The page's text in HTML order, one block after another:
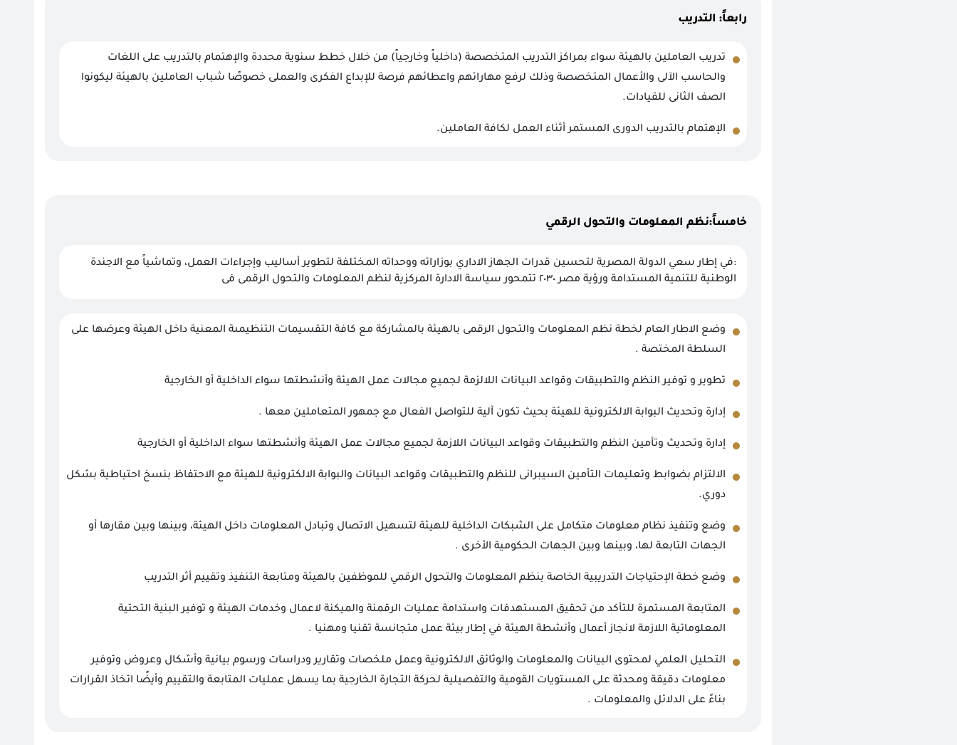
رابعاً: التدريب
تدريب العاملين بالهيئة سواء بمراكز التدريب المتخصصة (داخلياً وخارجياً) من خلال خطط سنوية محددة والإهتمام بالتدريب على اللغات
والحاسب الآلى والأعمال المتخصصة وذلك لرفع مهاراتهم واعطائهم فرصة للإبداع الفكرى والعملى خصوصًا شباب العاملين بالهيئة ليكونوا
الصف الثانى للقيادات.
الإهتمام بالتدريب الدورى المستمر أثناء العمل لكافة العاملين.
خامساً:نظم المعلومات والتحول الرقمي
:في إطار سعي الدولة المصرية لتحسين قدرات الجهاز الاداري بوزاراته ووحداته المختلفة لتطوير أساليب وإجراءات العمل، وتماشياً مع الاجندة
الوطنية للتنمية المستدامة ورؤية مصر ٢٠٣٠ تتمحور سياسة الادارة المركزية لنظم المعلومات والتحول الرقمى فى
وضع الاطار العام لخطة نظم المعلومات والتحول الرقمى بالهيئة بالمشاركة مع كافة التقسيمات التنظيمىة المعنية داخل الهيئة وعرضها على
السلطة المختصة .
تطوير و توفير النظم والتطبيقات وقواعد البيانات اللالزمة لجميع مجالات عمل الهيئة وأنشطتها سواء الداخلية أو الخارجية
إدارة وتحديث البوابة الالكترونية للهيئة بحيث تكون آلية للتواصل الفعال مع جمهور المتعاملين معها .
إدارة وتحديث وتأمين النظم والتطبيقات وقواعد البيانات اللازمة لجميع مجالات عمل الهيئة وأنشطتها سواء الداخلية أو الخارجية
الالتزام بضوابط وتعليمات التأمين السيبرانى للنظم والتطبيقات وقواعد البيانات والبوابة الالكترونية للهيئة مع الاحتفاظ بنسخ احتياطية بشكل
دوري.
وضع وتنفيذ نظام معلومات متكامل على الشبكات الداخلية للهيئة لتسهيل الاتصال وتبادل المعلومات داخل الهيئة، وبينها وبين مقارها أو
الجهات التابعة لها، وبينها وبين الجهات الحكومية الأخرى .
وضع خطة الإحتياجات التدريبية الخاصة بنظم المعلومات والتحول الرقمي للموظفين بالهيئة ومتابعة التنفيذ وتقييم أثر التدريب
المتابعة المستمرة للتأكد من تحقيق المستهدفات واستدامة عمليات الرقمنة والميكنة لاعمال وخدمات الهيئة و توفير البنية التحتية
المعلوماتية اللازمة لانجاز أعمال وأنشطة الهيئة في إطار بيئة عمل متجانسة تقنيا ومهنيا .
التحليل العلمي لمحتوى البيانات والمعلومات والوثائق الالكترونية وعمل ملخصات وتقارير ودراسات ورسوم بيانية وأشكال وعروض وتوفير
معلومات دقيقة ومحدثة على المستويات القومية والتفصيلية لحركة التجارة الخارجية بما يسهل عمليات المتابعة والتقييم وأيضًا اتخاذ القرارات
بناءً على الدلائل والمعلومات .